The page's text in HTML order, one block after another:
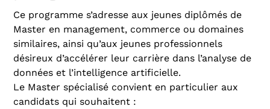
Ce programme s’adresse aux jeunes diplômés de
Master en management, commerce ou domaines
similaires, ainsi qu’aux jeunes professionnels
désireux d’accélérer leur carrière dans l’analyse de
données et l’intelligence artificielle.
Le Master spécialisé convient en particulier aux
candidats qui souhaitent :